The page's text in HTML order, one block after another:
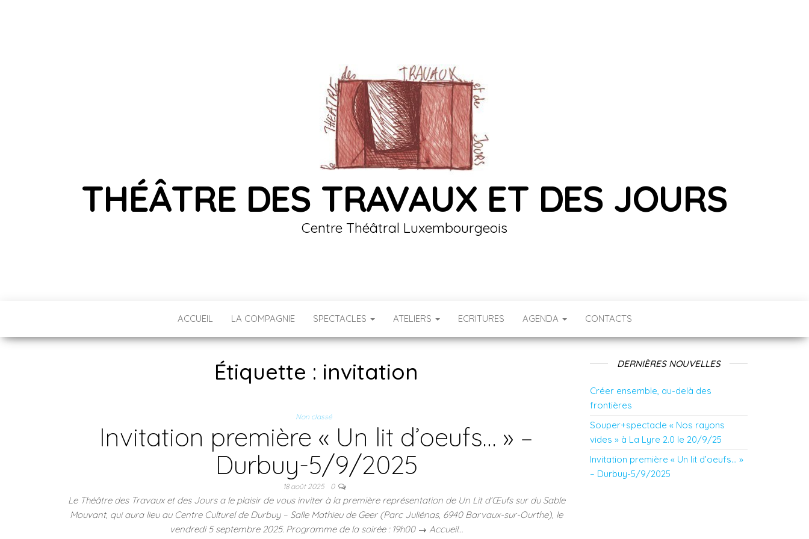
THÉÂTRE DES TRAVAUX ET DES JOURS
Centre Théâtral Luxembourgeois
ACCUEIL LA COMPAGNIE SPECTACLES ATELIERS ECRITURES AGENDA CONTACTS
Étiquette : invitation
Non classé
Invitation première « Un lit d’oeufs… » –
Durbuy-5/9/2025
18 août 2025 0
Le Théâtre des Travaux et des Jours a le plaisir de vous inviter à la première représentation de Un Lit d’Œufs sur du Sable
Mouvant, qui aura lieu au Centre Culturel de Durbuy – Salle Mathieu de Geer (Parc Juliénas, 6940 Barvaux-sur-Ourthe), le
vendredi 5 septembre 2025. Programme de la soirée : 19h00 → Accueil…
DERNIÈRES NOUVELLES
Créer ensemble, au-delà des
frontières
Souper+spectacle « Nos rayons
vides » à La Lyre 2.0 le 20/9/25
Invitation première « Un lit d’oeufs… »
– Durbuy-5/9/2025